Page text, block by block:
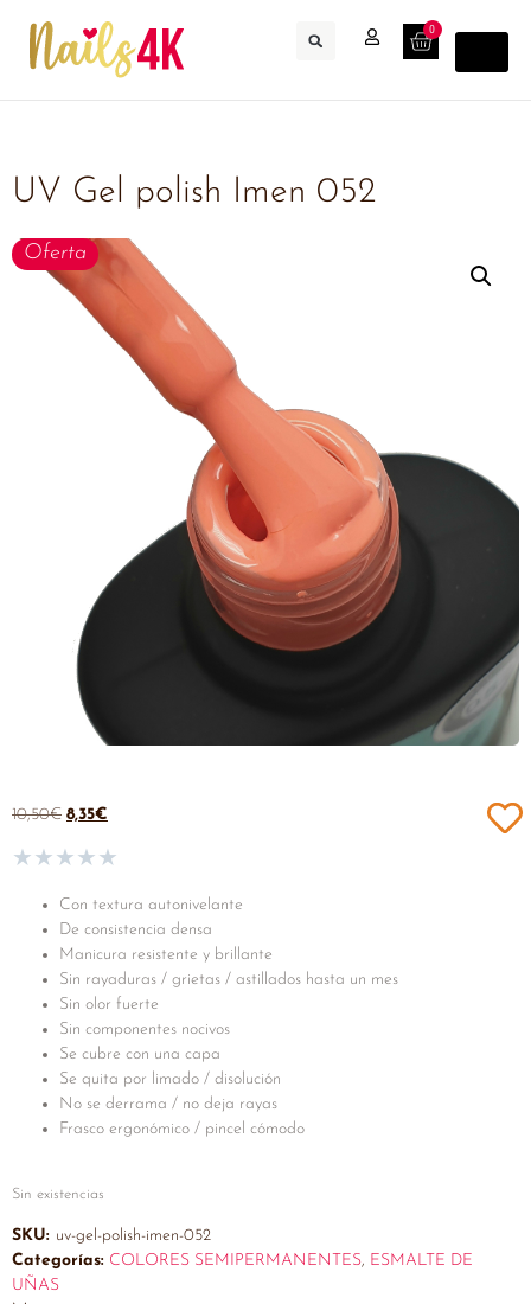
0
UV Gel polish Imen 052
Oferta
10,50€ 8,35€
★★★★★
Con textura autonivelante
De consistencia densa
Manicura resistente y brillante
Sin rayaduras / grietas / astillados hasta un mes
Sin olor fuerte
Sin componentes nocivos
Se cubre con una capa
Se quita por limado / disolución
No se derrama / no deja rayas
Frasco ergonómico / pincel cómodo
Sin existencias
SKU: uv-gel-polish-imen-052
Categorías: COLORES SEMIPERMANENTES, ESMALTE DE
UÑAS